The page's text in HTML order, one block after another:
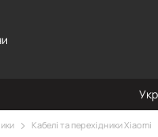
Укр
Кабелі та перехідники Xiaomi